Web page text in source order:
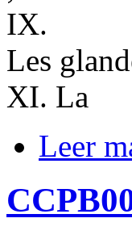
IX.
Les
XI. La
Leer